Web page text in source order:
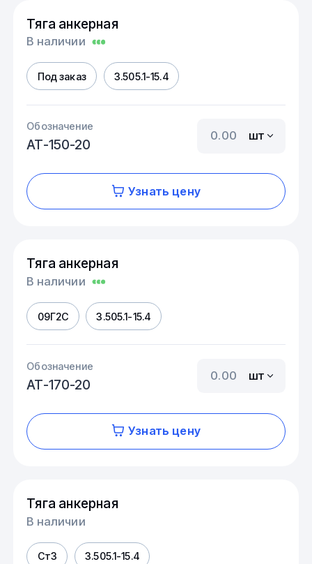
Тяга анкерная
В наличии
Под заказ 3.505.1-15.4
Обозначение
АТ-150-20
шт
Узнать цену
Тяга анкерная
В наличии
09Г2С 3.505.1-15.4
Обозначение
АТ-170-20
шт
Узнать цену
Тяга анкерная
В наличии
Ст3 3.505.1-15.4